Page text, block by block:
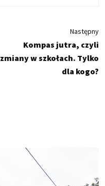
Następny
Kompas jutra, czyli
zmiany w szkołach. Tylko
dla kogo?